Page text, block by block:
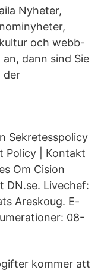
Nyheter,
och webb-
dann sind Sie
der
Sekretesspolicy
Policy | Kontakt
Om Cision
DN.se. Livechef:
Areskoug. E-
08-
kommer att